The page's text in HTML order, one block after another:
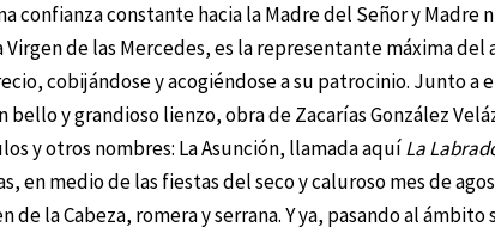
confianza constante hacia la Madre del Señor y Madre
de las Mercedes, es la representante máxima del
cobijándose y acogiéndose a su patrocinio. Junto a
y grandioso lienzo, obra de Zacarías González
y otros nombres: La Asunción, llamada aquíLa
en medio de las fiestas del seco y caluroso mes de
de la Cabeza, romera y serrana. Y ya, pasando al